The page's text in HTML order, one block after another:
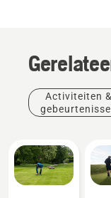
Activiteiten &